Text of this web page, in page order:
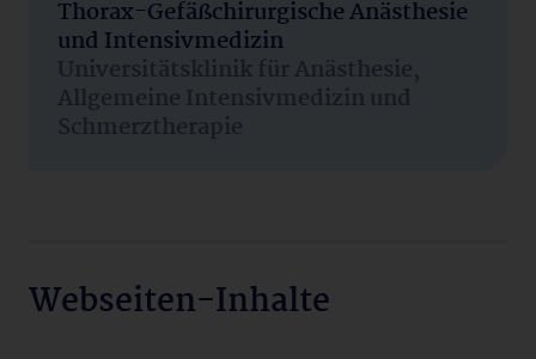
Thorax-Gefäßchirurgische Anästhesie
und Intensivmedizin
Universitätsklinik für Anästhesie,
Allgemeine Intensivmedizin und
Schmerztherapie
Webseiten-Inhalte